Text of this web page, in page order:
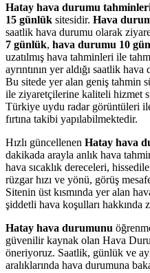
Hatay hava durumu
15 günlük sitesidir. Hava
saatlik hava durumu olarak
7 günlük, hava durumu 10
uzatılmış hava tahminleri ile
ayrıntının yer aldığı saatlik
Bu sitede yer alan geniş tahmin
ile ziyaretçilerine kaliteli hizmet
Türkiye uydu radar görüntüleri
fırtına takibi yapılabilmektedir.
Hızlı güncellenen Hatay hava
dakikada arayla anlık hava
hava sıcaklık dereceleri,
rüzgar hızı ve yönü, görüş
Sitenin üst kısmında yer alan
şiddetli hava koşulları
Hatay hava durumunu
güvenilir kaynak olan Hava
öneriyoruz. Saatlik, günlük ve
aralıklarında hava durumuna